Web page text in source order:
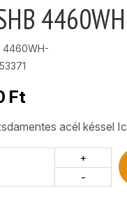
4460WH-
Ft
acél késsel
-
+